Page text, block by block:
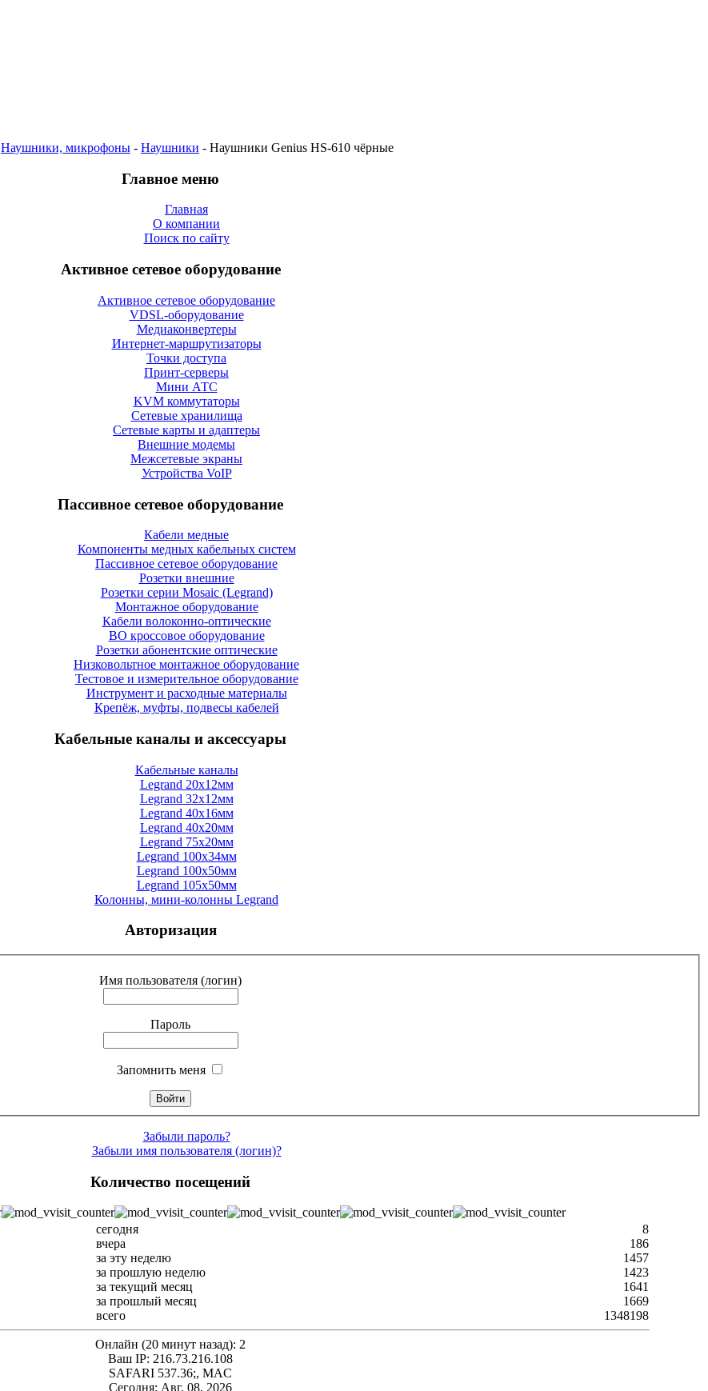
Наушники, микрофоны - Наушники - Наушники Genius HS-610 чёрные
Главное меню
Главная
О компании
Поиск по сайту
Активное сетевое оборудование
Активное сетевое оборудование
VDSL-оборудование
Медиаконвертеры
Интернет-маршрутизаторы
Точки доступа
Принт-серверы
Мини АТС
KVM коммутаторы
Сетевые хранилища
Сетевые карты и адаптеры
Внешние модемы
Межсетевые экраны
Устройства VoIP
Пассивное сетевое оборудование
Кабели медные
Компоненты медных кабельных систем
Пассивное сетевое оборудование
Розетки внешние
Розетки серии Mosaic (Legrand)
Монтажное оборудование
Кабели волоконно-оптические
ВО кроссовое оборудование
Розетки абонентские оптические
Низковольтное монтажное оборудование
Тестовое и измерительное оборудование
Инструмент и расходные материалы
Крепёж, муфты, подвесы кабелей
Кабельные каналы и аксессуары
Кабельные каналы
Legrand 20x12мм
Legrand 32x12мм
Legrand 40x16мм
Legrand 40x20мм
Legrand 75x20мм
Legrand 100x34мм
Legrand 100x50мм
Legrand 105x50мм
Колонны, мини-колонны Legrand
Авторизация
Имя пользователя (логин)
Пароль
Запомнить меня
Забыли пароль?
Забыли имя пользователя (логин)?
Количество посещений
сегодня
8
вчера
186
за эту неделю
1457
за прошлую неделю
1423
за текущий месяц
1641
за прошлый месяц
1669
всего
1348198
Онлайн (20 минут назад): 2
Ваш IP: 216.73.216.108
SAFARI 537.36;, MAC
Сегодня: Авг. 08, 2026